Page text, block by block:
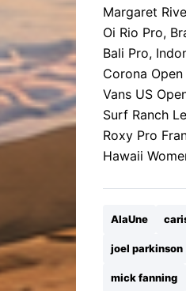
Margaret
Oi Rio Pro,
Bali Pro,
Corona
Vans US
Surf Ranch
Roxy Pro
Hawaii
AlaUne
joel parkinson
mick fanning